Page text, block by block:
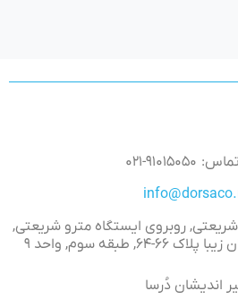
۰۲۱
روبروی ایستگاه مترو شریعتی,
طبقه سوم, واحد ۹
اندیشان دُرسا